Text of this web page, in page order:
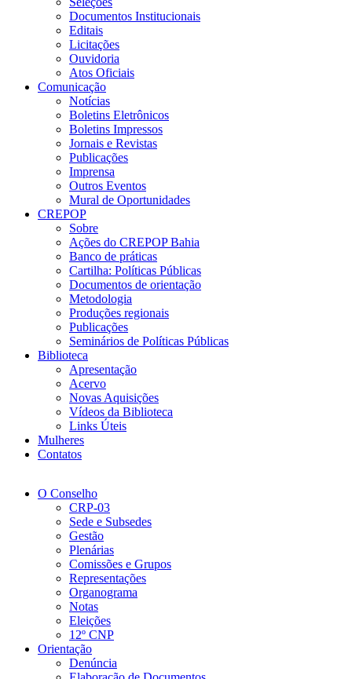
Documentos Institucionais
Editais
Licitações
Ouvidoria
Atos Oficiais
Comunicação
Notícias
Boletins Eletrônicos
Boletins Impressos
Jornais e Revistas
Publicações
Imprensa
Outros Eventos
Mural de Oportunidades
CREPOP
Sobre
Ações do CREPOP Bahia
Banco de práticas
Cartilha: Políticas Públicas
Documentos de orientação
Metodologia
Produções regionais
Publicações
Seminários de Políticas Públicas
Biblioteca
Apresentação
Acervo
Novas Aquisições
Vídeos da Biblioteca
Links Úteis
Mulheres
Contatos
O Conselho
CRP-03
Sede e Subsedes
Gestão
Plenárias
Comissões e Grupos
Representações
Organograma
Notas
Eleições
12º CNP
Orientação
Denúncia